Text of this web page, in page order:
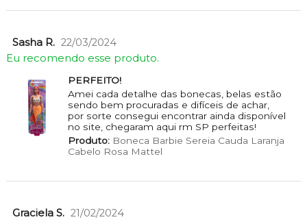
Sasha R. 22/03/2024
Eu recomendo esse produto.
PERFEITO!
Amei cada detalhe das bonecas, belas estão
sendo bem procuradas e difíceis de achar,
por sorte consegui encontrar ainda disponível
no site, chegaram aqui rm SP perfeitas!
Produto:Boneca Barbie Sereia Cauda Laranja
Cabelo Rosa Mattel
Graciela S. 21/02/2024